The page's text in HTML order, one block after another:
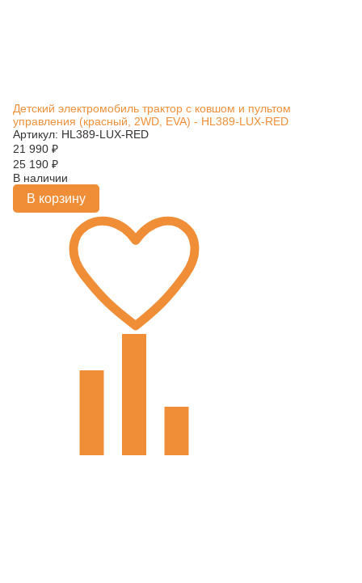
Детский электромобиль трактор с ковшом и пультом
управления (красный, 2WD, EVA) - HL389-LUX-RED
Артикул: HL389-LUX-RED
21 990 ₽
25 190 ₽
В наличии
В корзину